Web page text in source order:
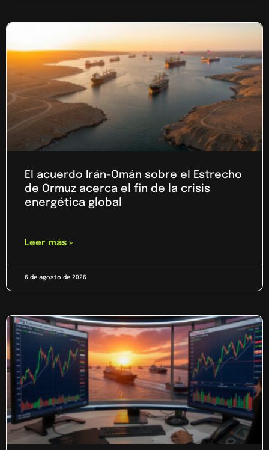
El acuerdo Irán-Omán sobre el Estrecho
de Ormuz acerca el fin de la crisis
energética global
Leer más »
6 de agosto de 2026